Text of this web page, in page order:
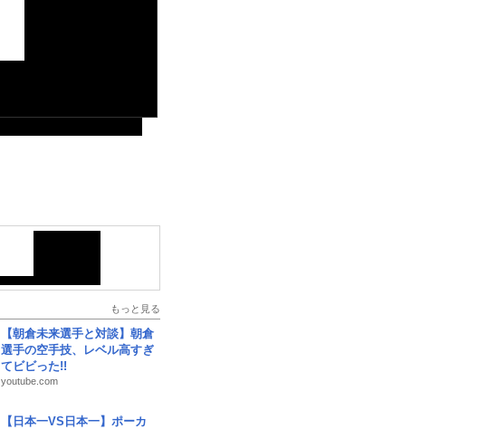
もっと見る
【朝倉未来選手と対談】朝倉
選手の空手技、レベル高すぎ
てビビった!!
youtube.com
【日本一VS日本一】ポーカ